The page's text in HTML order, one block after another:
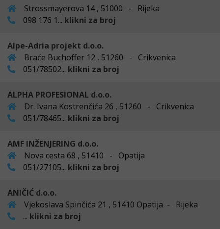
Strossmayerova 14 , 51000 - Rijeka
098 176 1... klikni za broj
Alpe-Adria projekt d.o.o.
Braće Buchoffer 12 , 51260 - Crikvenica
051/78502... klikni za broj
ALPHA PROFESIONAL d.o.o.
Dr. Ivana Kostrenčića 26 , 51260 - Crikvenica
051/78465... klikni za broj
AMF INŽENJERING d.o.o.
Nova cesta 68 , 51410 - Opatija
051/27105... klikni za broj
ANIČIĆ d.o.o.
Vjekoslava Spinčića 21 , 51410 Opatija - Rijeka
... klikni za broj